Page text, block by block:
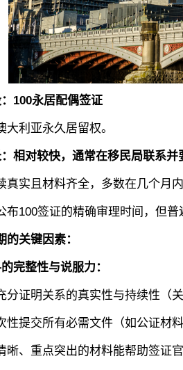
100永居配偶签证
利亚永久居留权。
相对较快，通常在移民局联系并
实且材料齐全，多数在几个月内
签证的精确审理时间，但普
的关键因素：
完整性与说服力：
明关系的真实性与持续性（关
交所有必需文件（如公证材料
、重点突出的材料能帮助签证官